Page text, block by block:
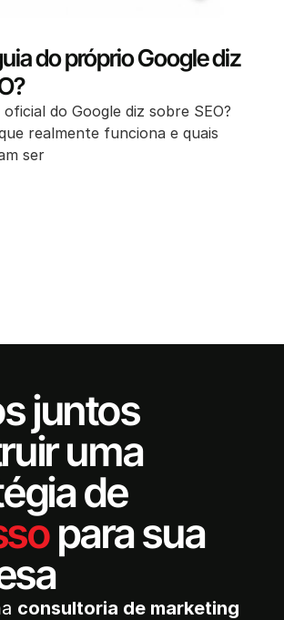
do próprio Google diz
do Google diz sobre SEO?
realmente funciona e quais
ser
juntos
uma
de
para sua
consultoria de marketing